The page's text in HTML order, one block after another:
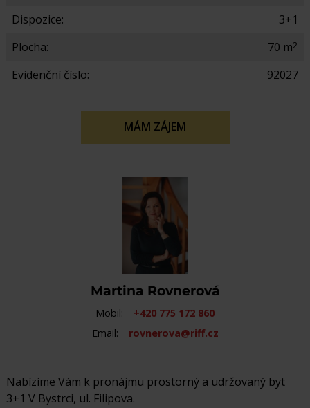
Dispozice:
3+1
Plocha:
70 m2
Evidenční číslo: 92027
MÁM ZÁJEM
Martina Rovnerová
Mobil:
+420 775 172 860
Email:
rovnerova@riff.cz
Nabízíme Vám k pronájmu prostorný a udržovaný byt
3+1 V Bystrci, ul. Filipova.